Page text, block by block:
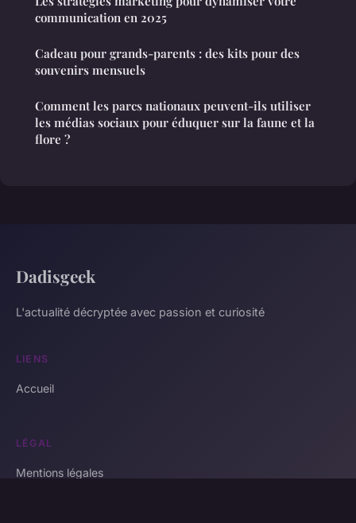
communication en 2025
Cadeau pour grands-parents : des kits pour des
souvenirs mensuels
Comment les parcs nationaux peuvent-ils utiliser
les médias sociaux pour éduquer sur la faune et la
flore ?
Dadisgeek
L'actualité décryptée avec passion et curiosité
LIENS
Accueil
LÉGAL
Mentions légales